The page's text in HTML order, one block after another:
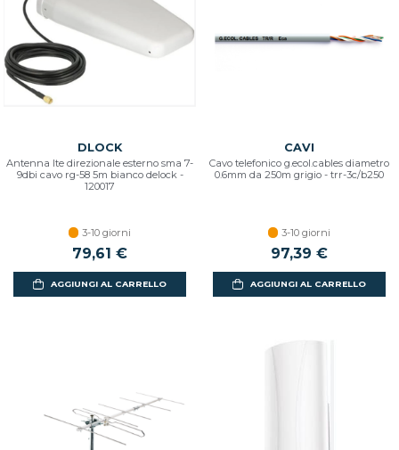
DLOCK
Antenna lte direzionale esterno sma 7-
9dbi cavo rg-58 5m bianco delock -
120017
3-10 giorni
79,61 €
AGGIUNGI AL CARRELLO
CAVI
Cavo telefonico g.ecol.cables diametro
0.6mm da 250m grigio - trr-3c/b250
3-10 giorni
97,39 €
AGGIUNGI AL CARRELLO